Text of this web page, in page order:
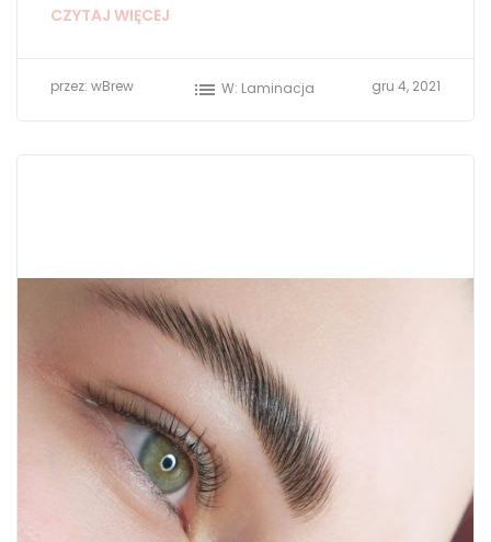
CZYTAJ WIĘCEJ
przez: wBrew list W: Laminacja gru 4, 2021